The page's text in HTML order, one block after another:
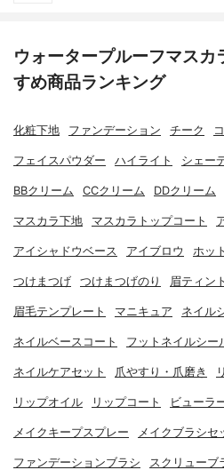
ウォータープルーフマス
すめ商品ランキング
化粧下地 ファンデーション チーク
フェイスパウダー ハイライト シェー
BBクリーム CCクリーム DDクリーム
マスカラ下地 マスカラトップコート
アイシャドウベース アイブロウ ホッ
つけまつげ つけまつげのり 眉ティント
眉毛テンプレート マニキュア ネイル
ネイルベースコート フットネイルシー
ネイルケアセット 爪やすり・爪磨き
リップオイル リップコート ビューラ
メイクキープスプレー メイクブラシセ
ファンデーションブラシ スクリューブ